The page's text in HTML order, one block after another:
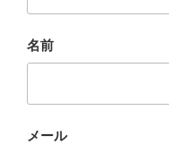
名前
メール